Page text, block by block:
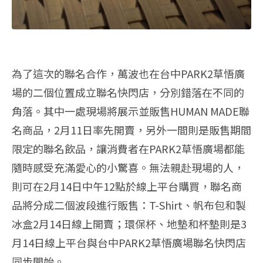
為了這次的聯名合作，萬波也在台中PARK2草悟廣
場的二個位置成立聯名快閃店，分別錯落在不同的
角落。 其中一處現場將展示並販售HUMAN MADE聯
名商品，2月11日率先開賣， 另外一間則是販售期間
限定的聯名飲品，讓消費者在PARK2草悟廣場都能
隨時感受充滿愛心的小驚喜。無法親赴現場的人，
則可在2月14日中午12點於線上平台購買，聯名商
品將分成二個波段進行販售：T-Shirt、 帆布包和製
冰盒2月14日線上開賣；環保杯、地墊和杯墊則是3
月14日線上平台與台中PARK2草悟廣場聯名快閃店